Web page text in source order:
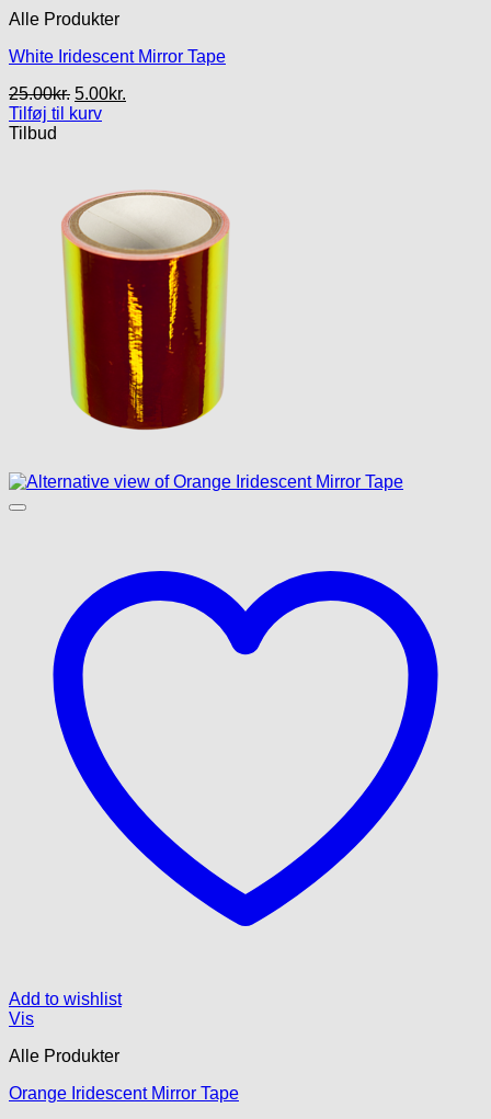
Alle Produkter
White Iridescent Mirror Tape
25.00kr. Den
oprindelige
5.00kr.
Tilføj til kurv
Tilbud
Add to wishlist
Vis
Alle Produkter
Orange Iridescent Mirror Tape